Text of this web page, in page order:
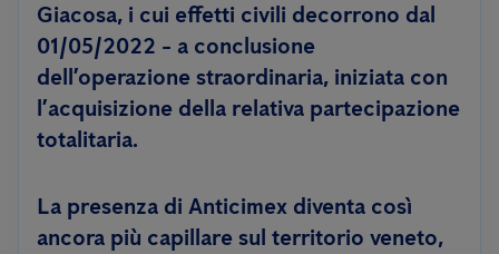
Giacosa, i cui effetti civili decorrono dal
01/05/2022 - a conclusione
dell’operazione straordinaria, iniziata con
l’acquisizione della relativa partecipazione
totalitaria.
La presenza di Anticimex diventa così
ancora più capillare sul territorio veneto,